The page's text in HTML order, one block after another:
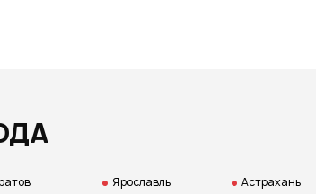
Ярославль
Астрахань